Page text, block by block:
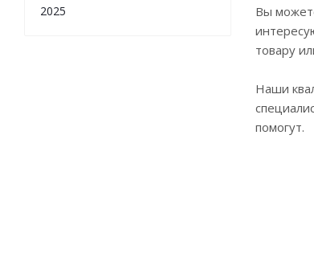
Вы
товару
Наши
помогут.
2025